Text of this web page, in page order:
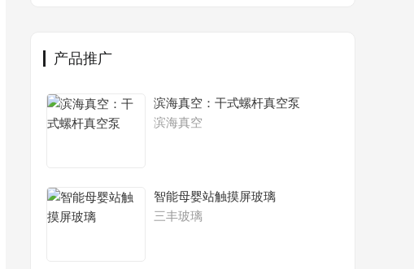
产品推广
滨海真空：干式螺杆真空泵
滨海真空
智能母婴站触摸屏玻璃
三丰玻璃